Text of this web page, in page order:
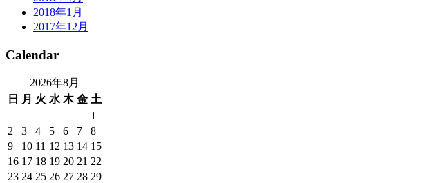
2018年1月
2017年12月
Calendar
2026年8月
日
月 火 水 木 金 土
1
2
3 4 5 6 7
8
9
10 11 12 13 14 15
16 17 18 19 20 21 22
23 24 25 26 27 28 29